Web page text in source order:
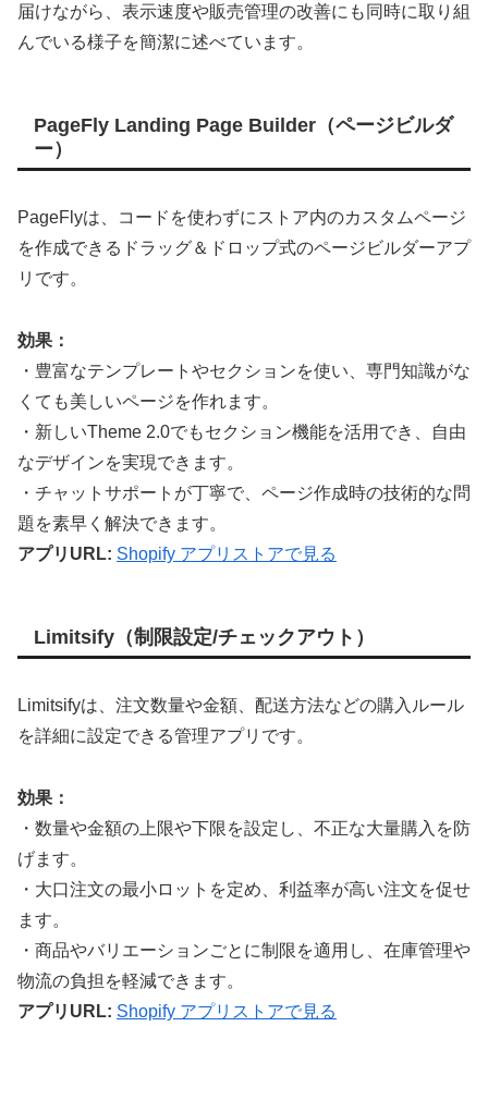
届けながら、表示速度や販売管理の改善にも同時に取り組
んでいる様子を簡潔に述べています。
PageFly Landing Page Builder（ページビルダ
ー）
PageFlyは、コードを使わずにストア内のカスタムページ
を作成できるドラッグ＆ドロップ式のページビルダーアプ
リです。
効果：
・豊富なテンプレートやセクションを使い、専門知識がな
くても美しいページを作れます。
・新しいTheme 2.0でもセクション機能を活用でき、自由
なデザインを実現できます。
・チャットサポートが丁寧で、ページ作成時の技術的な問
題を素早く解決できます。
アプリURL: Shopify アプリストアで見る
Limitsify（制限設定/チェックアウト）
Limitsifyは、注文数量や金額、配送方法などの購入ルール
を詳細に設定できる管理アプリです。
効果：
・数量や金額の上限や下限を設定し、不正な大量購入を防
げます。
・大口注文の最小ロットを定め、利益率が高い注文を促せ
ます。
・商品やバリエーションごとに制限を適用し、在庫管理や
物流の負担を軽減できます。
アプリURL: Shopify アプリストアで見る